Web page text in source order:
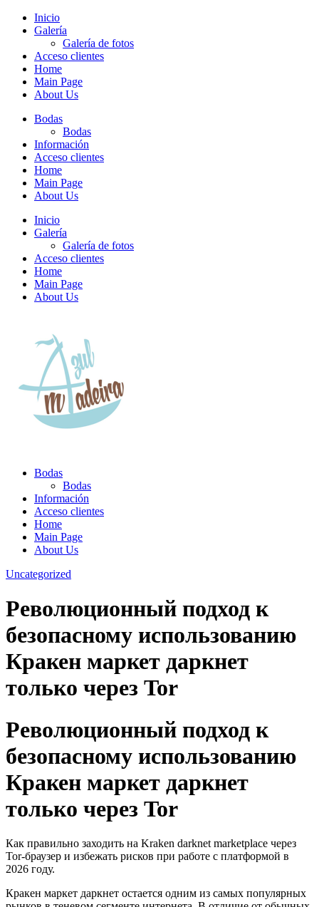
Inicio
Galería
Galería de fotos
Acceso clientes
Home
Main Page
About Us
Bodas
Bodas
Información
Acceso clientes
Home
Main Page
About Us
Inicio
Galería
Galería de fotos
Acceso clientes
Home
Main Page
About Us
Bodas
Bodas
Información
Acceso clientes
Home
Main Page
About Us
Uncategorized
Революционный подход к
безопасному использованию
Кракен маркет даркнет
только через Tor
Революционный подход к
безопасному использованию
Кракен маркет даркнет
только через Tor
Как правильно заходить на Kraken darknet marketplace через
Tor-браузер и избежать рисков при работе с платформой в
2026 году.
Кракен маркет даркнет остается одним из самых популярных